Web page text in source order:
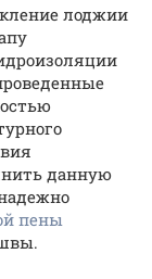
лоджии
данную
пены